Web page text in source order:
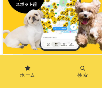
ホーム 検索